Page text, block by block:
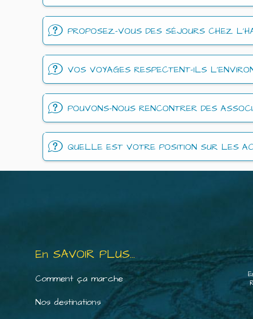
PROPOSEZ-VOUS DES SÉJOURS CHEZ
VOS VOYAGES RESPECTENT-ILS
POUVONS-NOUS RENCONTRER DES
QUELLE EST VOTRE POSITION SUR LES
En SAVOIR PLUS…
Comment ça marche
Nos destinations